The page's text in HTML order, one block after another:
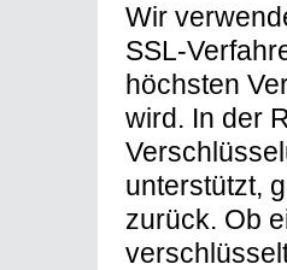
Wir
SSL-
höchsten
wird. In der
unterstützt,
zurück. Ob